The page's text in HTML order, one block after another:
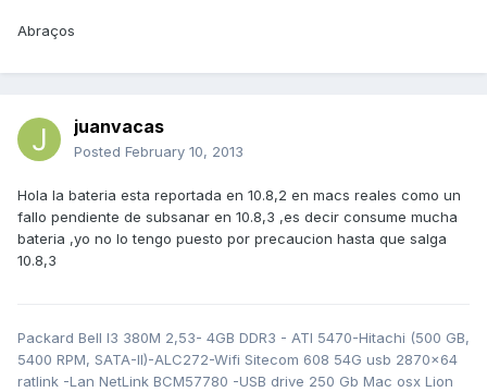
Abraços
juanvacas
Posted February 10, 2013
Hola la bateria esta reportada en 10.8,2 en macs reales como un
fallo pendiente de subsanar en 10.8,3 ,es decir consume mucha
bateria ,yo no lo tengo puesto por precaucion hasta que salga
10.8,3
Packard Bell I3 380M 2,53- 4GB DDR3 - ATI 5470-Hitachi (500 GB,
5400 RPM, SATA-II)-ALC272-Wifi Sitecom 608 54G usb 2870x64
ratlink -Lan NetLink BCM57780 -USB drive 250 Gb Mac osx Lion